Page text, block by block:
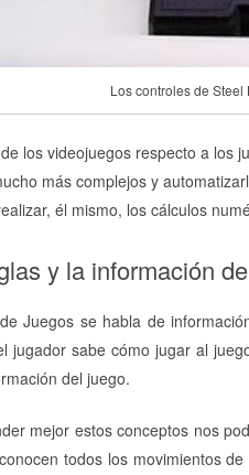
Los controles de
los videojuegos respecto a los
más complejos y
él mismo, los cálculos
y la información
Juegos se habla de
jugador sabe cómo jugar al
del juego.
mejor estos conceptos nos
todos los movimientos